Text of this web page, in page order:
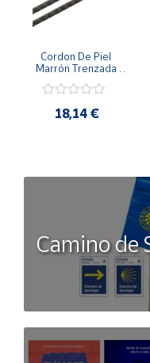
Cordon De Piel
Marrón Trenzada
Plata De 45Cm
18,14 €
Camino de